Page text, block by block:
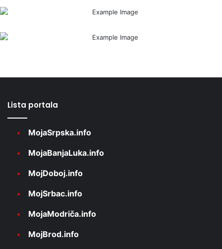
Lista portala
MojaSrpska.info
MojaBanjaLuka.info
MojDoboj.info
MojSrbac.info
MojaModriča.info
MojBrod.info